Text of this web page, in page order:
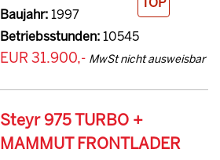
Baujahr:1997
Betriebsstunden:10545
TOP
EUR 31.900,- MwSt nicht ausweisbar
Steyr 975 TURBO +
MAMMUT FRONTLADER